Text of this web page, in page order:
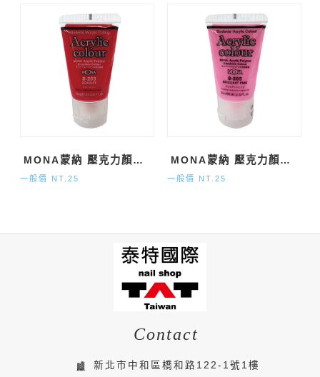
MONA蒙納 壓克力顏料 S-203 紅
一般價 NT.25
MONA蒙納 壓克力顏料 S-205 亮粉紅
一般價 NT.25
Contact
新北市中和區橋和路122-1號1樓